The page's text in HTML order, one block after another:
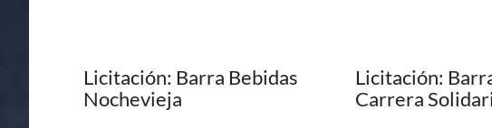
Licitación: Barra Bebidas
Nochevieja
Licitación:
Carrera